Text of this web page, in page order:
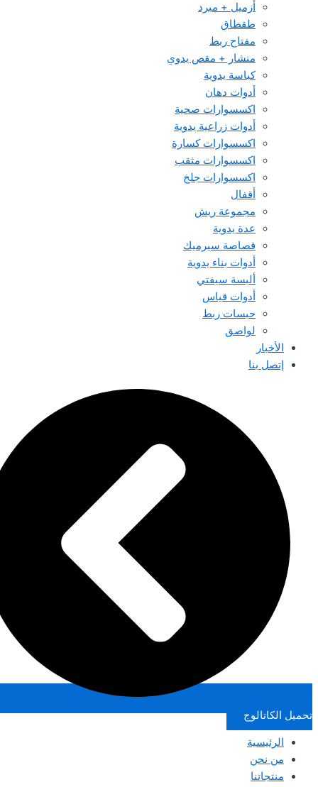
أزميل + مبرد
طقطاق
مفتاح ربط
منشار + مقص يدوي
كباسة يدوية
أدوات دهان
اكسسوارات صحية
أدوات زراعية يدوية
اكسسوارات كسارة
اكسسوارات مثقب
اكسسوارات جلخ
أقفال
مجموعة ريش
عدة يدوية
قصاصة سيرميك
أدوات بناء يدوية
ألبسة سيفتي
أدوات قياس
حبسات ربط
لواصق
الأخبار
إتصل بنا
تحميل الكاتالوج
الرئيسية
من نحن
منتجاتنا